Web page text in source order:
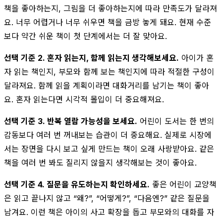
책을 좋아하는지, 그림을 더 좋아하는지에 따라 만족도가 달라져
요. 너무 어렵거나 너무 쉬우면 책을 금방 놓게 돼요. 현재 수준
보다 약간 쉬운 책이 첫 단계에서는 더 잘 맞아요.
선택 기준 2. 혼자 읽는지, 함께 읽는지 생각해보세요. 아이가 혼
자 읽는 책인지, 부모와 함께 보는 책인지에 따라 적절한 구성이
달라져요. 함께 읽을 계획이라면 대화거리를 남기는 책이 좋아
요. 혼자 읽는다면 시각적 몰입이 더 중요해져요.
선택 기준 3. 반복 열람 가능성을 보세요. 어린이 도서는 한 번의
감동보다 여러 번 꺼내보는 습관이 더 중요해요. 실제로 시장에
서는 장면을 다시 보고 싶게 만드는 책이 오래 사랑받아요. 같은
책을 여러 번 봐도 질리지 않을지 생각해보는 것이 좋아요.
선택 기준 4. 질문을 유도하는지 확인하세요. 좋은 어린이 교양책
은 읽고 끝나지 않고 “왜?”, “어떻게?”, “다음엔?” 같은 질문을
남겨요. 이런 책은 아이의 사고 확장을 돕고 부모와의 대화를 자